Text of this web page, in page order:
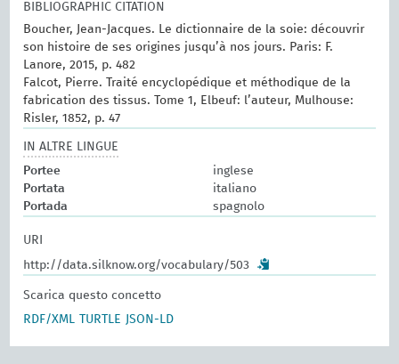
BIBLIOGRAPHIC CITATION
Boucher, Jean-Jacques. Le dictionnaire de la soie: découvrir
son histoire de ses origines jusqu’à nos jours. Paris: F.
Lanore, 2015, p. 482
Falcot, Pierre. Traité encyclopédique et méthodique de la
fabrication des tissus. Tome 1, Elbeuf: l’auteur, Mulhouse:
Risler, 1852, p. 47
IN ALTRE LINGUE
Portee
inglese
Portata
italiano
Portada
spagnolo
URI
http://data.silknow.org/vocabulary/503
Scarica questo concetto
RDF/XML
TURTLE JSON-LD